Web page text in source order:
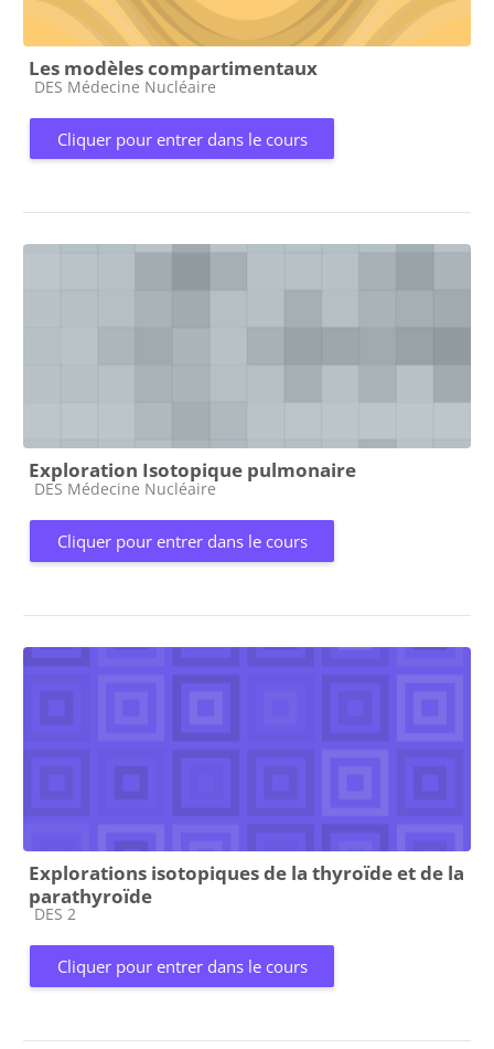
Les modèles compartimentaux
Catégorie de cours
DES Médecine Nucléaire
Cliquer pour entrer dans le cours
Exploration Isotopique pulmonaire
Catégorie de cours
DES Médecine Nucléaire
Cliquer pour entrer dans le cours
Explorations isotopiques de la thyroïde et de la
parathyroïde
Catégorie de cours
DES 2
Cliquer pour entrer dans le cours